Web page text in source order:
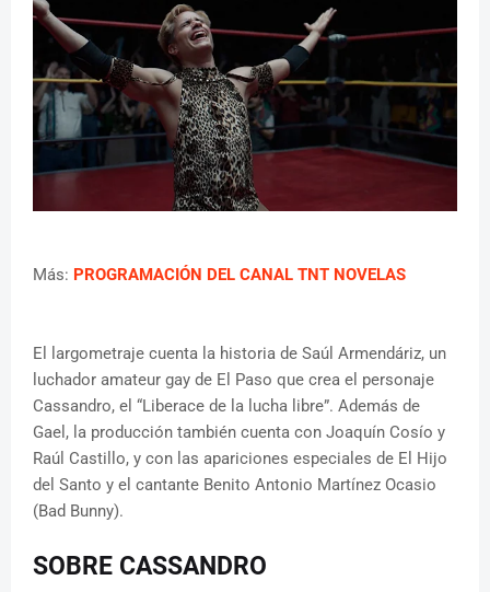
Más: PROGRAMACIÓN DEL CANAL TNT NOVELAS
El largometraje cuenta la historia de Saúl Armendáriz, un
luchador amateur gay de El Paso que crea el personaje
Cassandro, el “Liberace de la lucha libre”. Además de
Gael, la producción también cuenta con Joaquín Cosío y
Raúl Castillo, y con las apariciones especiales de El Hijo
del Santo y el cantante Benito Antonio Martínez Ocasio
(Bad Bunny).
SOBRE CASSANDRO